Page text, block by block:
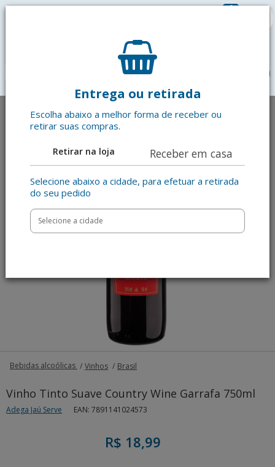
0
Entrega ou retirada
Escolha abaixo a melhor forma de receber ou
retirar suas compras.
Retirar na loja Receber em casa
Selecione abaixo a cidade, para efetuar a retirada
do seu pedido
Bebidas alcoólicas Vinhos Brasil
Vinho Tinto Suave Country Wine Garrafa 750ml
Adega Jaú Serve EAN: 7891141024573
R$ 18,99